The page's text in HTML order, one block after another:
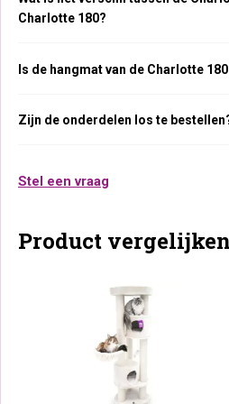
Charlotte 180?
Is de hangmat van de Charlotte
Zijn de onderdelen los te
Stel een vraag
Product